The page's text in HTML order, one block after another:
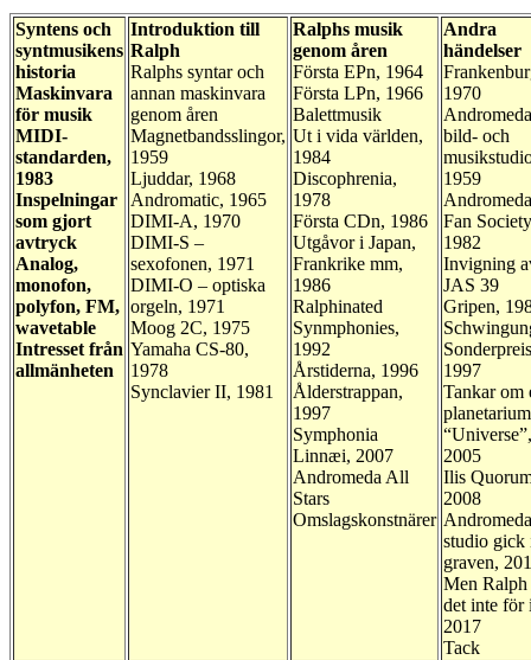
Syntens och
syntmusikens
historia
Maskinvara
för musik
MIDI-
standarden,
1983
Inspelningar
som gjort
avtryck
Analog,
monofon,
polyfon, FM,
wavetable
Intresset från
allmänheten
Introduktion till
Ralph
Ralphs syntar och
annan maskinvara
genom åren
Magnetbandsslingor,
1959
Ljuddar, 1968
Andromatic, 1965
DIMI-A, 1970
DIMI-S –
sexofonen, 1971
DIMI-O – optiska
orgeln, 1971
Moog 2C, 1975
Yamaha CS-80,
1978
Synclavier II, 1981
Ralphs musik
genom åren
Första EPn, 1964
Första LPn, 1966
Balettmusik
Ut i vida världen,
1984
Discophrenia,
1978
Första CDn, 1986
Utgåvor i Japan,
Frankrike mm,
1986
Ralphinated
Synmphonies,
1992
Årstiderna, 1996
Ålderstrappan,
1997
Symphonia
Linnæi, 2007
Andromeda All
Stars
Omslagskonstnärer
Andra
händelser
1970
Andromeda
bild- och
1959
Andromeda
Fan
1982
Invigning
JAS 39
Gripen,
1997
Tankar om
planetarium
“Universe”,
2005
Ilis
2008
Andromeda
studio gick
graven,
Men Ralph
det inte för
2017
Tack